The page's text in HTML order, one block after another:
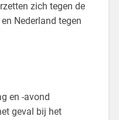
zich tegen de
Nederland tegen
en -avond
geval bij het